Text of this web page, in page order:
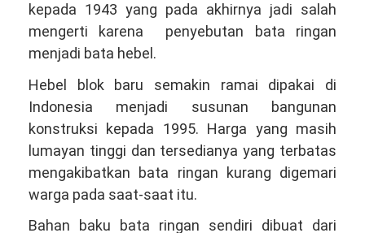
kepada 1943 yang pada akhirnya jadi salah
mengerti karena penyebutan bata ringan
menjadi bata hebel.
Hebel blok baru semakin ramai dipakai di
Indonesia menjadi susunan bangunan
konstruksi kepada 1995. Harga yang masih
lumayan tinggi dan tersedianya yang terbatas
mengakibatkan bata ringan kurang digemari
warga pada saat-saat itu.
Bahan baku bata ringan sendiri dibuat dari